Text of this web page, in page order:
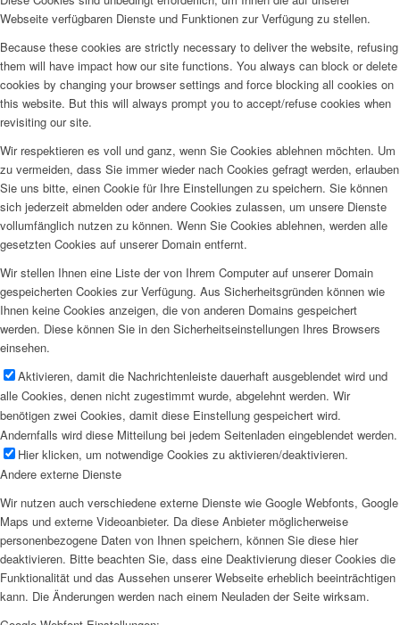
Webseite verfügbaren Dienste und Funktionen zur Verfügung zu stellen.
Because these cookies are strictly necessary to deliver the website, refusing
them will have impact how our site functions. You always can block or delete
cookies by changing your browser settings and force blocking all cookies on
this website. But this will always prompt you to accept/refuse cookies when
revisiting our site.
Wir respektieren es voll und ganz, wenn Sie Cookies ablehnen möchten. Um
zu vermeiden, dass Sie immer wieder nach Cookies gefragt werden, erlauben
Sie uns bitte, einen Cookie für Ihre Einstellungen zu speichern. Sie können
sich jederzeit abmelden oder andere Cookies zulassen, um unsere Dienste
vollumfänglich nutzen zu können. Wenn Sie Cookies ablehnen, werden alle
gesetzten Cookies auf unserer Domain entfernt.
Wir stellen Ihnen eine Liste der von Ihrem Computer auf unserer Domain
gespeicherten Cookies zur Verfügung. Aus Sicherheitsgründen können wie
Ihnen keine Cookies anzeigen, die von anderen Domains gespeichert
werden. Diese können Sie in den Sicherheitseinstellungen Ihres Browsers
einsehen.
Aktivieren, damit die Nachrichtenleiste dauerhaft ausgeblendet wird und
alle Cookies, denen nicht zugestimmt wurde, abgelehnt werden. Wir
benötigen zwei Cookies, damit diese Einstellung gespeichert wird.
Andernfalls wird diese Mitteilung bei jedem Seitenladen eingeblendet werden.
Hier klicken, um notwendige Cookies zu aktivieren/deaktivieren.
Andere externe Dienste
Wir nutzen auch verschiedene externe Dienste wie Google Webfonts, Google
Maps und externe Videoanbieter. Da diese Anbieter möglicherweise
personenbezogene Daten von Ihnen speichern, können Sie diese hier
deaktivieren. Bitte beachten Sie, dass eine Deaktivierung dieser Cookies die
Funktionalität und das Aussehen unserer Webseite erheblich beeinträchtigen
kann. Die Änderungen werden nach einem Neuladen der Seite wirksam.